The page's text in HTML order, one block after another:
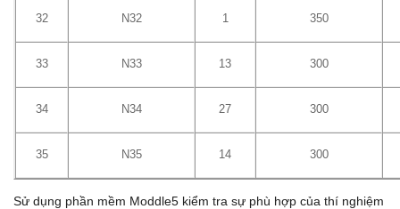
32 N32 1 350
33 N33 13 300
34 N34 27 300
35 N35 14 300
Sử dụng phần mềm Moddle5 kiểm tra sự phù hợp của thí nghiệm